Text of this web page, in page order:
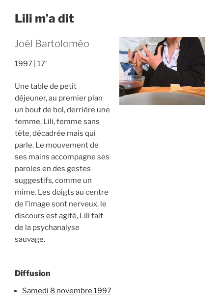
Lili m’a dit
Joël Bartoloméo
1997 17’
Une table de petit
déjeuner, au premier plan
un bout de bol, derrière une
femme, Lili, femme sans
tête, décadrée mais qui
parle. Le mouvement de
ses mains accompagne ses
paroles en des gestes
suggestifs, comme un
mime. Les doigts au centre
de l’image sont nerveux, le
discours est agité, Lili fait
de la psychanalyse
sauvage.
Diffusion
samedi 8 novembre 1997